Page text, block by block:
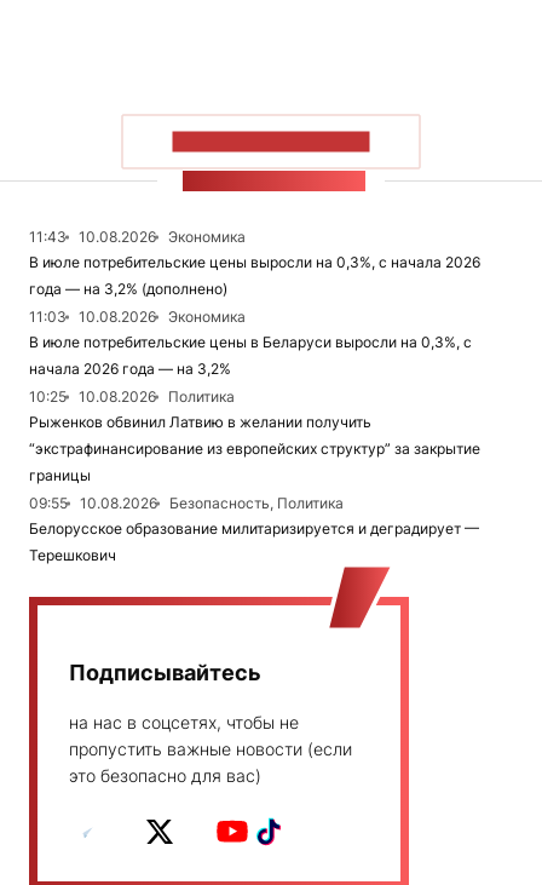
11:43 10.08.2026
Экономика
В июле потребительские цены выросли на 0,3%, с начала 2026
года — на 3,2% (дополнено)
11:03
10.08.2026
Экономика
В июле потребительские цены в Беларуси выросли на 0,3%, с
начала 2026 года — на 3,2%
10:25
10.08.2026
Политика
Рыженков обвинил Латвию в желании получить
“экстрафинансирование из европейских структур” за закрытие
границы
09:55
10.08.2026
Безопасность, Политика
Белорусское образование милитаризируется и деградирует —
Терешкович
Подписывайтесь
на нас в соцсетях, чтобы не
пропустить важные новости (если
это безопасно для вас)